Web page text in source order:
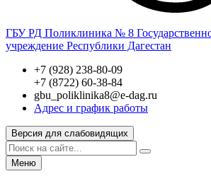
ГБУ РД Поликлиника № 8
учреждение Республики Дагестан
+7 (928) 238-80-09
+7 (8722) 60-38-84
gbu_poliklinika8@e-dag.ru
Адрес и график работы
Версия для слабовидящих
Меню